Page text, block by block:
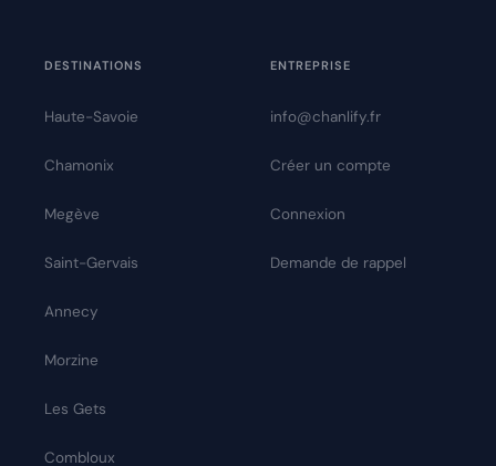
DESTINATIONS
Haute-Savoie
Chamonix
Megève
Saint-Gervais
Annecy
Morzine
Les Gets
Combloux
ENTREPRISE
info@chanlify.fr
Créer un compte
Connexion
Demande de rappel